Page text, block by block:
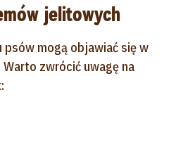
jelitowych
mogą objawiać się w
zwrócić uwagę na